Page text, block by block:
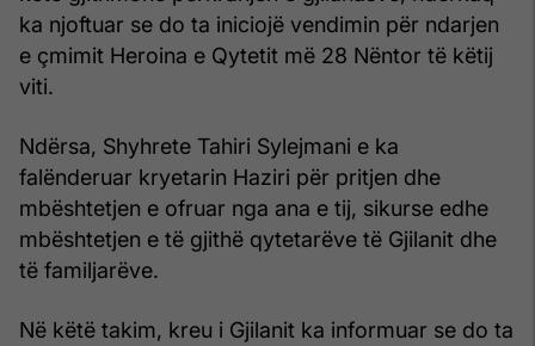
ka njoftuar se do ta iniciojë vendimin për ndarjen
e çmimit Heroina e Qytetit më 28 Nëntor të këtij
viti.
Ndërsa, Shyhrete Tahiri Sylejmani e ka
falënderuar kryetarin Haziri për pritjen dhe
mbështetjen e ofruar nga ana e tij, sikurse edhe
mbështetjen e të gjithë qytetarëve të Gjilanit dhe
të familjarëve.
Në këtë takim, kreu i Gjilanit ka informuar se do ta